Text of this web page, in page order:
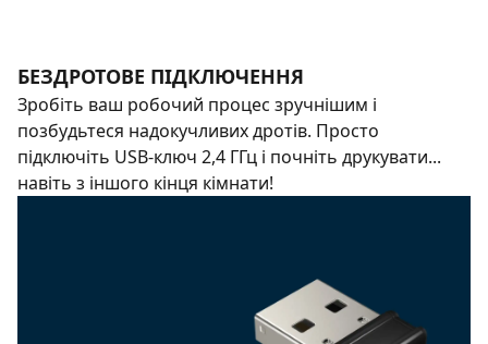
БЕЗДРОТОВЕ ПІДКЛЮЧЕННЯ
Зробіть ваш робочий процес зручнішим і
позбудьтеся надокучливих дротів. Просто
підключіть USB-ключ 2,4 ГГц і почніть друкувати...
навіть з іншого кінця кімнати!